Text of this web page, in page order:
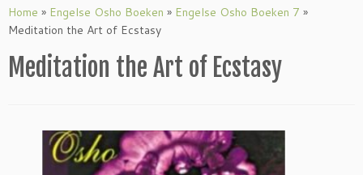
naar
inhoud
Home » Engelse Osho Boeken » Engelse Osho Boeken 7 »
Meditation the Art of Ecstasy
Meditation the Art of Ecstasy